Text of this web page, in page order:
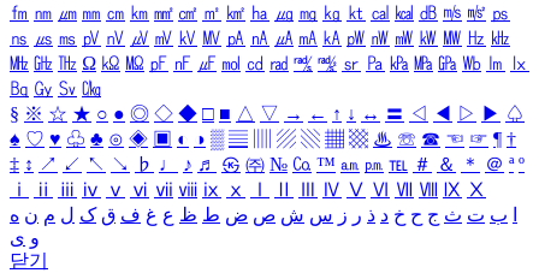
㎙ ㎚ ㎛ ㎜ ㎝ ㎞ ㎟ ㎠ ㎡ ㎢ ㏊ ㎍ ㎎ ㎏ ㏏ ㎈ ㎉ ㏈ ㎧ ㎨ ㎰
㎱ ㎲ ㎳ ㎴ ㎵ ㎶ ㎷ ㎸ ㎹ ㎀ ㎁ ㎂ ㎃ ㎄ ㎺ ㎻ ㎽ ㎾ ㎿ ㎐ ㎑
㎒ ㎓ ㎔ Ω ㏀ ㏁ ㎊ ㎋ ㎌ ㏖ ㏅ ㎭ ㎮ ㎯ ㏛ ㎩ ㎪ ㎫ ㎬ ㏝ ㏐
㏓
㏃ ㏉ ㏜ ㏆
§ ※ ☆ ★ ○ ● ◎ ◇ ◆ □ ■ △ ▽ → ← ↑ ↓ ↔ 〓 ◁ ◀ ▷ ▶ ♤
♠ ♡ ♥ ♧ ♣ ⊙ ◈ ▣ ◐ ◑ ▒ ▤ ▨ ▧ ▦ ▩ ♨ ☏ ☎ ☜ ☞ ¶ †
‡ ↕ ↗ ↙ ↖ ↘ ♭ ♩ ♪ ♬ ㉿ ㈜ № ㏇ ™ ㏂ ㏘ ℡ ＃ ＆ ＊ ＠ ª º
ⅰ
ⅱ ⅲ ⅳ ⅴ ⅵ ⅶ ⅷ ⅸ ⅹ Ⅳ Ⅴ Ⅵ Ⅶ Ⅷ Ⅸ Ⅹ
ب ت ث ج ح خ د ذ ر ز س ش ص ض ط ظ ع غ ف ق ک ل م ن ه
و ی
닫기